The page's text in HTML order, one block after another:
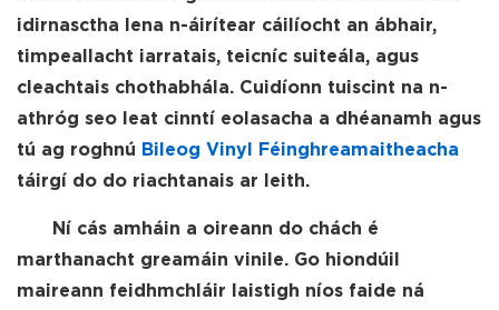
idirnasctha lena n-áirítear cáilíocht an ábhair,
timpeallacht iarratais, teicníc suiteála, agus
cleachtais chothabhála. Cuidíonn tuiscint na n-
athróg seo leat cinntí eolasacha a dhéanamh agus
tú ag roghnú Bileog Vinyl Féinghreamaitheacha
táirgí do do riachtanais ar leith.
Ní cás amháin a oireann do chách é
marthanacht greamáin vinile. Go hiondúil
maireann feidhmchláir laistigh níos faide ná